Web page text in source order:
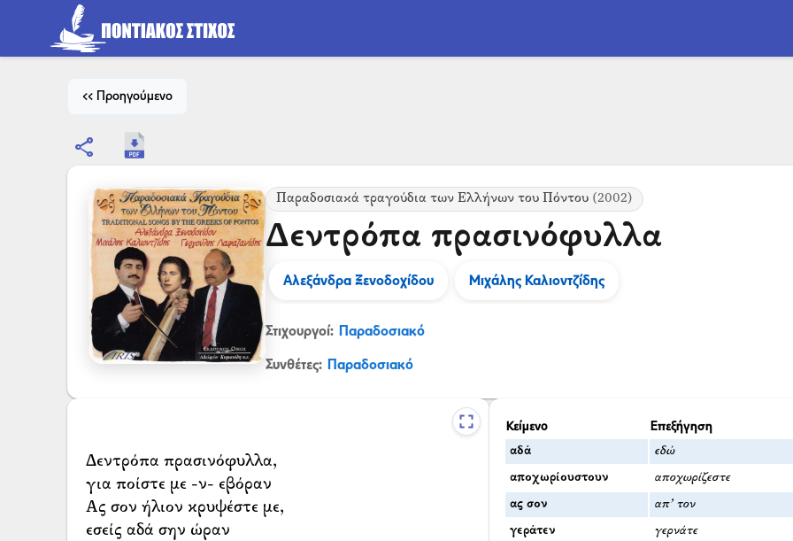
<< Προηγούμενο
share
Παραδοσιακά τραγούδια των Ελλήνων του Πόντου (2002)
Δεντρόπα πρασινόφυλλα
Αλεξάνδρα Ξενοδοχίδου Μιχάλης Καλιοντζίδης
Στιχουργοί: Παραδοσιακό
Συνθέτες: Παραδοσιακό
Δεντρόπα πρασινόφυλλα,
για ποίστε με -ν- εβόραν
Ας σον ήλιον κρυψέστε με,
εσείς αδά σην ώραν
Κείμενο Επεξήγηση
αδά εδώ
αποχωρίουστουν αποχωρίζεστε
ας σον απ’ τον
γεράτεν γερνάτε